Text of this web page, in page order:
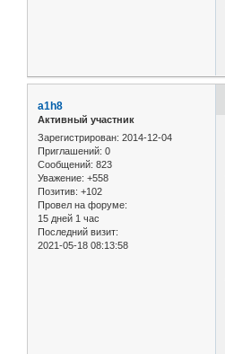
a1h8
Активный участник
Зарегистрирован: 2014-12-04
Приглашений: 0
Сообщений: 823
Уважение: +558
Позитив: +102
Провел на форуме:
15 дней 1 час
Последний визит:
2021-05-18 08:13:58